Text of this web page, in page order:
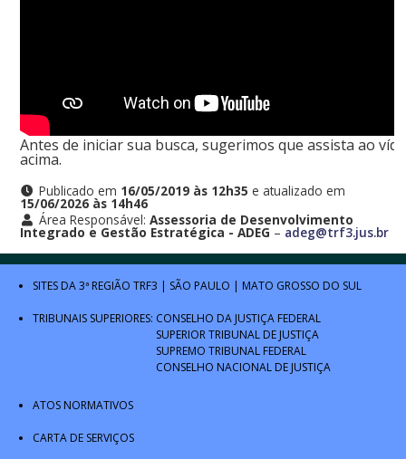
Antes de iniciar sua busca, sugerimos que assista ao
acima.
Publicado em 16/05/2019 às 12h35 e atualizado em
15/06/2026 às 14h46
Área Responsável: Assessoria de Desenvolvimento
Integrado e Gestão Estratégica - ADEG – adeg@trf3.jus.br
SITES DA 3ª REGIÃO TRF3 | SÃO PAULO | MATO GROSSO DO SUL
TRIBUNAIS SUPERIORES: CONSELHO DA JUSTIÇA FEDERAL
SUPERIOR TRIBUNAL DE JUSTIÇA
SUPREMO TRIBUNAL FEDERAL
CONSELHO NACIONAL DE JUSTIÇA
ATOS NORMATIVOS
CARTA DE SERVIÇOS